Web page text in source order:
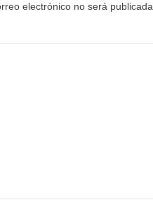
electrónico no será publicada.